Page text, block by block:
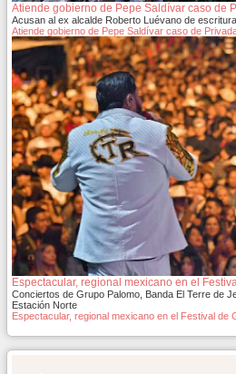
Atiende gobierno de Pepe Saldívar caso de
Acusan al ex alcalde Roberto Luévano de
Atiende gobierno de Pepe Saldívar caso de
Espectacular, regional mexicano en el
Conciertos de Grupo Palomo, Banda El Terre de
Estación Norte
Espectacular, regional mexicano en el Festival de